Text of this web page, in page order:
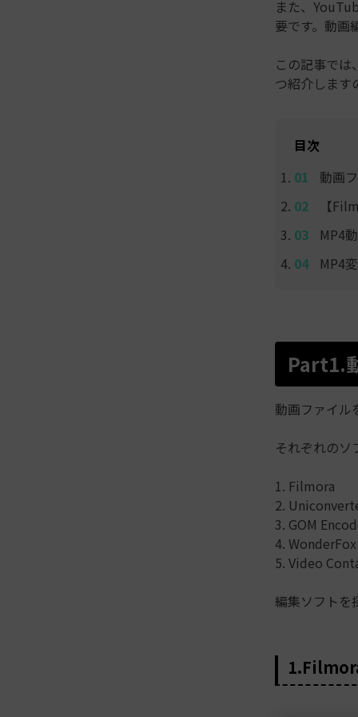
また、
要です。動画
この記事で
つ紹介します
目次
動画
【
MP4
MP4
Part1.
動画ファイル
それぞれのソ
1. Filmora
2.
3. GOM
4.
5. Video
編集ソフトを